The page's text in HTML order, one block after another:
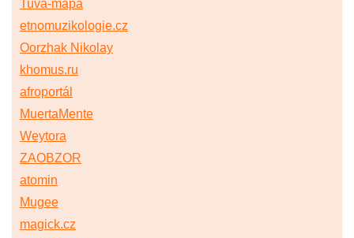
Tuva-mapa
etnomuzikologie.cz
Oorzhak Nikolay
khomus.ru
afroportál
MuertaMente
Weytora
ZAOBZOR
atomin
Mugee
magick.cz